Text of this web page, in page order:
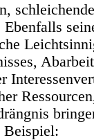
Beispiel: